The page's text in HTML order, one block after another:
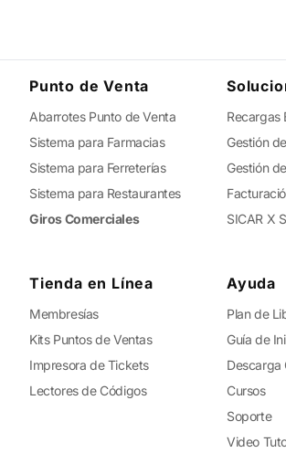
Punto de Venta
Abarrotes Punto de Venta
Sistema para Farmacias
Sistema para Ferreterías
Sistema para Restaurantes
Giros Comerciales
Recargas
Gestión
Gestión
SICAR X
Tienda en Línea
Membresías
Kits Puntos de Ventas
Impresora de Tickets
Lectores de Códigos
Ayuda
Plan de
Guía de
Descarga
Cursos
Soporte
Video